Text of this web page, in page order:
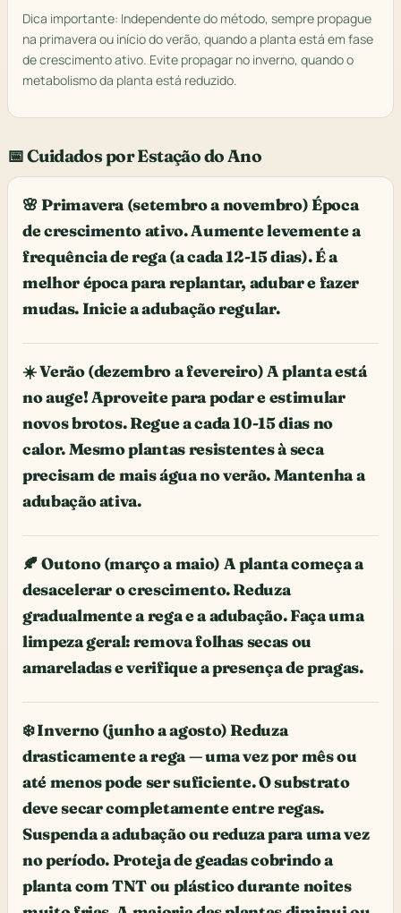
Dica importante: Independente do método, sempre propague
na primavera ou início do verão, quando a planta está em fase
de crescimento ativo. Evite propagar no inverno, quando o
metabolismo da planta está reduzido.
📅 Cuidados por Estação do Ano
🌸 Primavera (setembro a novembro) Época
de crescimento ativo. Aumente levemente a
frequência de rega (a cada 12-15 dias). É a
melhor época para replantar, adubar e fazer
mudas. Inicie a adubação regular.
☀️ Verão (dezembro a fevereiro) A planta está
no auge! Aproveite para podar e estimular
novos brotos. Regue a cada 10-15 dias no
calor. Mesmo plantas resistentes à seca
precisam de mais água no verão. Mantenha a
adubação ativa.
🍂 Outono (março a maio) A planta começa a
desacelerar o crescimento. Reduza
gradualmente a rega e a adubação. Faça uma
limpeza geral: remova folhas secas ou
amareladas e verifique a presença de pragas.
❄️ Inverno (junho a agosto) Reduza
drasticamente a rega — uma vez por mês ou
até menos pode ser suficiente. O substrato
deve secar completamente entre regas.
Suspenda a adubação ou reduza para uma vez
no período. Proteja de geadas cobrindo a
planta com TNT ou plástico durante noites